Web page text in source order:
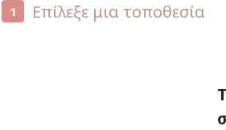
1 Επίλεξε μια τοποθεσία